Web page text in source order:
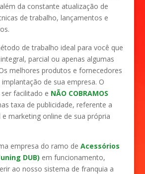
da constante atualização de
de trabalho, lançamentos e
de trabalho ideal para você que
parcial ou apenas algumas
melhores produtos e fornecedores
de sua empresa. O
facilitado e NÃO COBRAMOS
taxa de publicidade, referente a
e marketing online de sua própria
empresa do ramo de Acessórios
DUB) em funcionamento,
ao nosso sistema de franquia a